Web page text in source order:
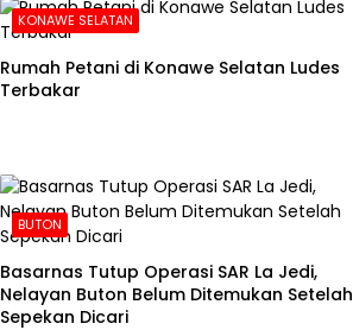
KONAWE SELATAN
Rumah Petani di Konawe Selatan Ludes
Terbakar
BUTON
Basarnas Tutup Operasi SAR La Jedi,
Nelayan Buton Belum Ditemukan Setelah
Sepekan Dicari